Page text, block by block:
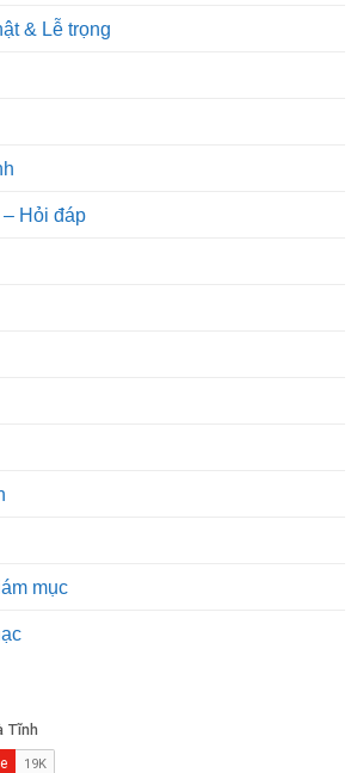
& Lễ trọng
Hỏi đáp
mục